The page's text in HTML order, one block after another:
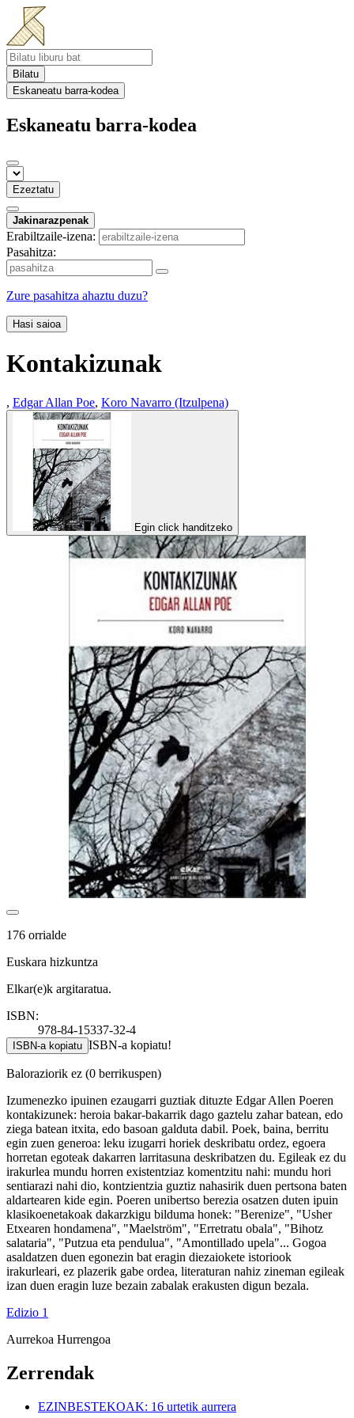
Bilatu
Eskaneatu barra-kodea
Eskaneatu barra-kodea
Ezeztatu
Jakinarazpenak
Erabiltzaile-izena:
Pasahitza:
Zure pasahitza ahaztu duzu?
Hasi saioa
Kontakizunak
, Edgar Allan Poe, Koro Navarro (Itzulpena)
Egin click handitzeko
176 orrialde
Euskara hizkuntza
Elkar(e)k argitaratua.
ISBN:
978-84-15337-32-4
ISBN-a kopiatu ISBN-a kopiatu!
Baloraziorik ez (0 berrikuspen)
Izumenezko ipuinen ezaugarri guztiak dituzte Edgar Allen Poeren
kontakizunek: heroia bakar-bakarrik dago gaztelu zahar batean, edo
ziega batean itxita, edo basoan galduta dabil. Poek, baina, berritu
egin zuen generoa: leku izugarri horiek deskribatu ordez, egoera
horretan egoteak dakarren larritasuna deskribatzen du. Egileak ez du
irakurlea mundu horren existentziaz komentzitu nahi: mundu hori
sentiarazi nahi dio, kontzientzia guztiz nahasirik duen pertsona baten
aldartearen kide egin. Poeren unibertso berezia osatzen duten ipuin
klasikoenetakoak dakarzkigu bilduma honek: "Berenize", "Usher
Etxearen hondamena", "Maelström", "Erretratu obala", "Bihotz
salataria", "Putzua eta pendulua", "Amontillado upela"... Gogoa
asaldatzen duen egonezin bat eragin diezaiokete istoriook
irakurleari, ez plazerik gabe ordea, literaturan nahiz zineman egileak
izan duen eragin luze bezain zabalak erakusten digun bezala.
Edizio 1
Aurrekoa Hurrengoa
Zerrendak
EZINBESTEKOAK: 16 urtetik aurrera